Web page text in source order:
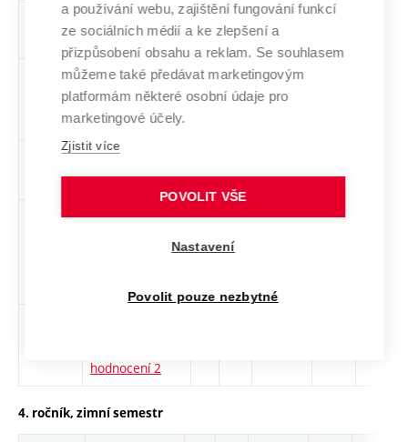
BTA017 Elektroinstalace cs 5 Povinný -
BPA015
Hospodaření s
vodou v
budovách
cs 3 Povinný
BCA004
Chemie
prostředí
BTA018
Obnovitelné a
cs 4 Povinný -
hodnocení 2
4. ročník, zimní semestr
a používání webu, zajištění fungování funkcí
ze sociálních médií a ke zlepšení a
přizpůsobení obsahu a reklam. Se souhlasem
můžeme také předávat marketingovým
platformám některé osobní údaje pro
marketingové účely.
Zjistit více
POVOLIT VŠE
Nastavení
Povolit pouze nezbytné